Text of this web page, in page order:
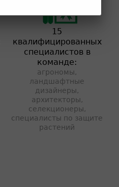
15
квалифицированных
специалистов в
команде:
агрономы,
ландшафтные
дизайнеры,
архитекторы,
селекционеры,
специалисты по защите
растений